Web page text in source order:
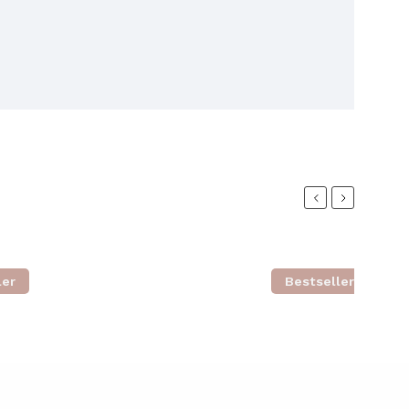
Previous
Bestseller
Next